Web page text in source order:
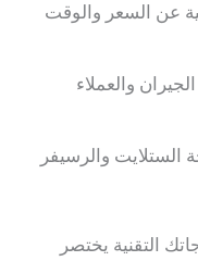
عن السعر والوقت
والعملاء
الستلايت والرسيفر
التقنية يختصر